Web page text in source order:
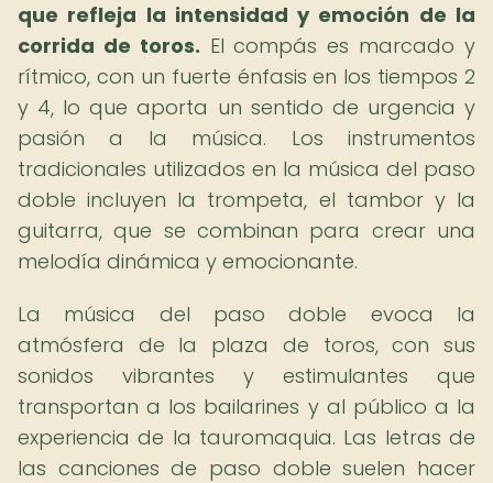
que refleja la intensidad y emoción de la
corrida de toros. El compás es marcado y
rítmico, con un fuerte énfasis en los tiempos 2
y 4, lo que aporta un sentido de urgencia y
pasión a la música. Los instrumentos
tradicionales utilizados en la música del paso
doble incluyen la trompeta, el tambor y la
guitarra, que se combinan para crear una
melodía dinámica y emocionante.
La música del paso doble evoca la
atmósfera de la plaza de toros, con sus
sonidos vibrantes y estimulantes que
transportan a los bailarines y al público a la
experiencia de la tauromaquia. Las letras de
las canciones de paso doble suelen hacer